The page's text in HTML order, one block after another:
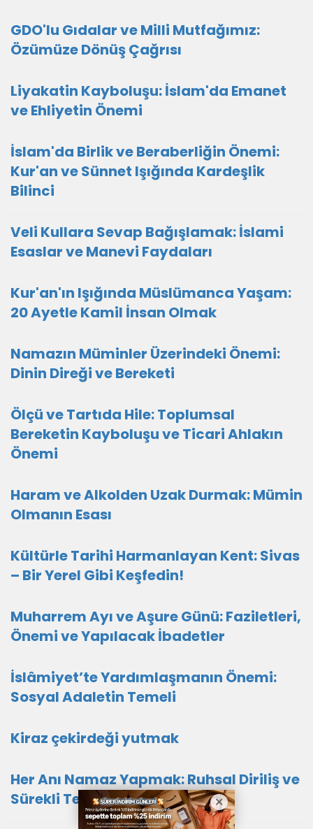
GDO'lu Gıdalar ve Milli Mutfağımız:
Özümüze Dönüş Çağrısı
Liyakatin Kayboluşu: İslam'da Emanet
ve Ehliyetin Önemi
İslam'da Birlik ve Beraberliğin Önemi:
Kur'an ve Sünnet Işığında Kardeşlik
Bilinci
Veli Kullara Sevap Bağışlamak: İslami
Esaslar ve Manevi Faydaları
Kur'an'ın Işığında Müslümanca Yaşam:
20 Ayetle Kamil İnsan Olmak
Namazın Müminler Üzerindeki Önemi:
Dinin Direği ve Bereketi
Ölçü ve Tartıda Hile: Toplumsal
Bereketin Kayboluşu ve Ticari Ahlakın
Önemi
Haram ve Alkolden Uzak Durmak: Mümin
Olmanın Esası
Kültürle Tarihi Harmanlayan Kent: Sivas
– Bir Yerel Gibi Keşfedin!
Muharrem Ayı ve Aşure Günü: Faziletleri,
Önemi ve Yapılacak İbadetler
İslâmiyet’te Yardımlaşmanın Önemi:
Sosyal Adaletin Temeli
Kiraz çekirdeği yutmak
Her Anı Namaz Yapmak: Ruhsal Diriliş ve
Sürekli Teşekkür